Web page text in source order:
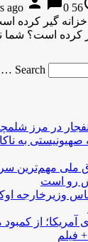
56 years ago
0
خزانه گیر کرده
کرده است؟ شما
Search …
در مرز
صهیونیستی به
ملی مهم‌ترین
رو است
وزیرخارجه
آمریکا؛ از
فیلم